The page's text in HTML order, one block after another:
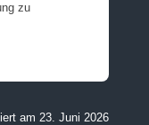
zu
am 23. Juni 2026